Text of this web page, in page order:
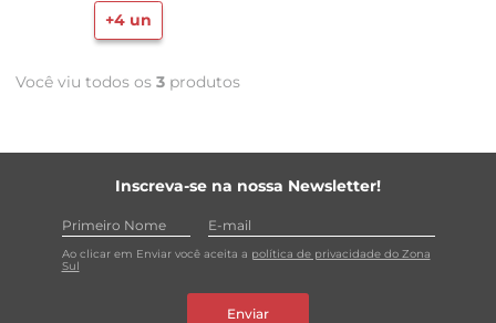
+4un
Você viu todos os 3 produtos
Inscreva-se na nossa Newsletter!
Ao clicar em Enviar você aceita a política de privacidade do Zona
Sul
Enviar